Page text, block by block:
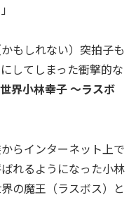
もしれない）突拍子も
してしまった衝撃的な
世界小林幸子 〜ラスボ
らインターネット上で
れるようになった小林
の魔王（ラスボス）と